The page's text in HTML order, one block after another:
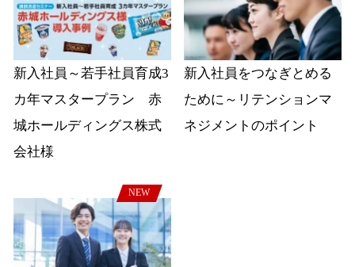
新入社員～若手社員育成3
カ年マスタープラン 赤
城ホールディングス株式
会社様
新入社員をつなぎとめる
ために～リテンションマ
ネジメントのポイント
NEW